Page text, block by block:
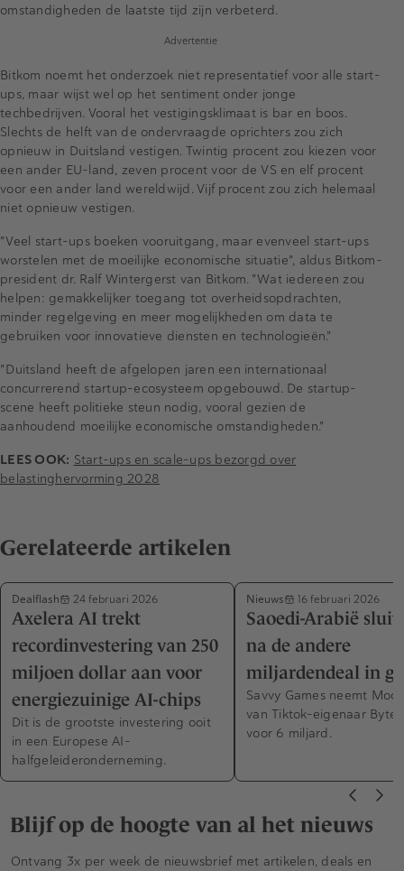
omstandigheden de laatste tijd zijn verbeterd.
Advertentie
Bitkom noemt het onderzoek niet representatief voor alle start-
ups, maar wijst wel op het sentiment onder jonge
techbedrijven. Vooral het vestigingsklimaat is bar en boos.
Slechts de helft van de ondervraagde oprichters zou zich
opnieuw in Duitsland vestigen. Twintig procent zou kiezen voor
een ander EU-land, zeven procent voor de VS en elf procent
voor een ander land wereldwijd. Vijf procent zou zich helemaal
niet opnieuw vestigen.
"Veel start-ups boeken vooruitgang, maar evenveel start-ups
worstelen met de moeilijke economische situatie", aldus Bitkom-
president dr. Ralf Wintergerst van Bitkom. "Wat iedereen zou
helpen: gemakkelijker toegang tot overheidsopdrachten,
minder regelgeving en meer mogelijkheden om data te
gebruiken voor innovatieve diensten en technologieën."
"Duitsland heeft de afgelopen jaren een internationaal
concurrerend startup-ecosysteem opgebouwd. De startup-
scene heeft politieke steun nodig, vooral gezien de
aanhoudend moeilijke economische omstandigheden."
LEES OOK: Start-ups en scale-ups bezorgd over
belastinghervorming 2028
Gerelateerde artikelen
Dealflash 24 februari 2026
Axelera AI trekt
recordinvestering van 250
miljoen dollar aan voor
energiezuinige AI-chips
Dit is de grootste investering ooit
in een Europese AI-
halfgeleideronderneming.
Nieuws 16 februari 2026
Saoedi-Arabië sluit
na de andere
miljardendeal in
Savvy Games neemt
van Tiktok-eigenaar
voor 6 miljard.
Blijf op de hoogte van al het nieuws
Ontvang 3x per week de nieuwsbrief met artikelen, deals en